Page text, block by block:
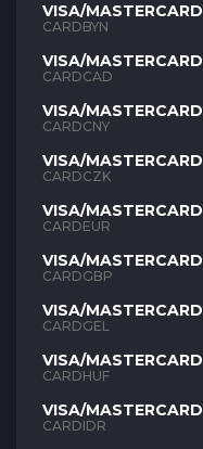
VISA/MASTERCARD
BYN
CARDBYN
VISA/MASTERCARD
CAD
CARDCAD
VISA/MASTERCARD
CNY
CARDCNY
VISA/MASTERCARD
CZK
CARDCZK
VISA/MASTERCARD
EUR
CARDEUR
VISA/MASTERCARD
GBP
CARDGBP
VISA/MASTERCARD
GEL
CARDGEL
VISA/MASTERCARD
HUF
CARDHUF
VISA/MASTERCARD
IDR
CARDIDR